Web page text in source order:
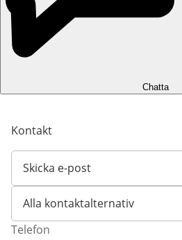
Chatta
Kontakt
Skicka e-post
Öppnar e-postklient
Alla kontaktalternativ
Telefon